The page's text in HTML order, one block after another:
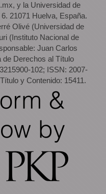
y la Universidad de
21071 Huelva, España.
Olivé (Universidad de
(Instituto Nacional de
Juan Carlos
Derechos al Título
102; ISSN: 2007-
y Contenido: 15411.